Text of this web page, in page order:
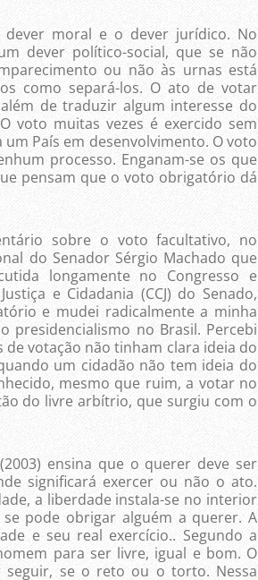
moral e o dever jurídico. No
dever político-social, que se não
ou não às urnas está
como separá-los. O ato de votar
de traduzir algum interesse do
voto muitas vezes é exercido sem
País em desenvolvimento. O voto
processo. Enganam-se os que
pensam que o voto obrigatório dá
sobre o voto facultativo, no
do Senador Sérgio Machado que
longamente no Congresso e
e Cidadania (CCJ) do Senado,
e mudei radicalmente a minha
presidencialismo no Brasil. Percebi
de votação não tinham clara ideia do
um cidadão não tem ideia do
mesmo que ruim, a votar no
do livre arbítrio, que surgiu com o
ensina que o querer deve ser
significará exercer ou não o ato.
a liberdade instala-se no interior
pode obrigar alguém a querer. A
e seu real exercício.. Segundo a
para ser livre, igual e bom. O
seguir, se o reto ou o torto. Nessa